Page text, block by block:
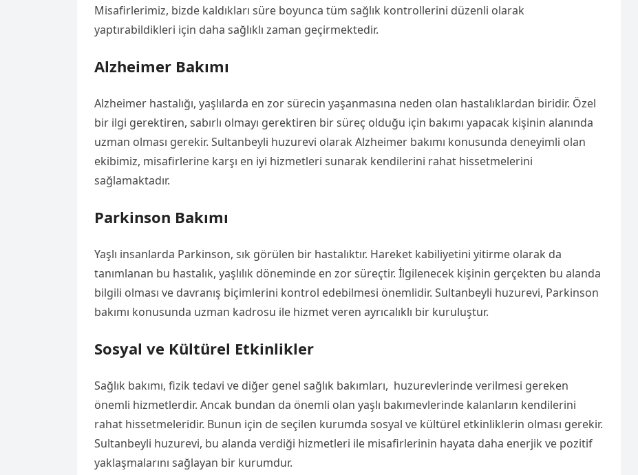
Misafirlerimiz, bizde kaldıkları süre boyunca tüm sağlık kontrollerini düzenli olarak
yaptırabildikleri için daha sağlıklı zaman geçirmektedir.
Alzheimer Bakımı
Alzheimer hastalığı, yaşlılarda en zor sürecin yaşanmasına neden olan hastalıklardan biridir. Özel
bir ilgi gerektiren, sabırlı olmayı gerektiren bir süreç olduğu için bakımı yapacak kişinin alanında
uzman olması gerekir. Sultanbeyli huzurevi olarak Alzheimer bakımı konusunda deneyimli olan
ekibimiz, misafirlerine karşı en iyi hizmetleri sunarak kendilerini rahat hissetmelerini
sağlamaktadır.
Parkinson Bakımı
Yaşlı insanlarda Parkinson, sık görülen bir hastalıktır. Hareket kabiliyetini yitirme olarak da
tanımlanan bu hastalık, yaşlılık döneminde en zor süreçtir. İlgilenecek kişinin gerçekten bu alanda
bilgili olması ve davranış biçimlerini kontrol edebilmesi önemlidir. Sultanbeyli huzurevi, Parkinson
bakımı konusunda uzman kadrosu ile hizmet veren ayrıcalıklı bir kuruluştur.
Sosyal ve Kültürel Etkinlikler
Sağlık bakımı, fizik tedavi ve diğer genel sağlık bakımları, huzurevlerinde verilmesi gereken
önemli hizmetlerdir. Ancak bundan da önemli olan yaşlı bakımevlerinde kalanların kendilerini
rahat hissetmeleridir. Bunun için de seçilen kurumda sosyal ve kültürel etkinliklerin olması gerekir.
Sultanbeyli huzurevi, bu alanda verdiği hizmetleri ile misafirlerinin hayata daha enerjik ve pozitif
yaklaşmalarını sağlayan bir kurumdur.